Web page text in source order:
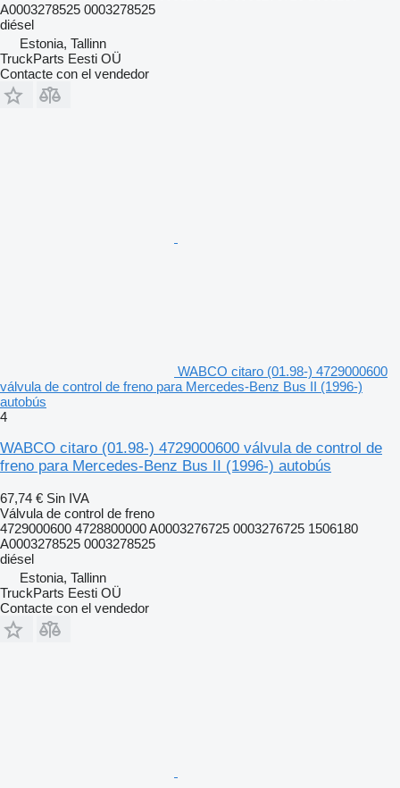
A0003278525 0003278525
diésel
Estonia, Tallinn
TruckParts Eesti OÜ
Contacte con el vendedor
WABCO citaro (01.98-) 4729000600
válvula de control de freno para Mercedes-Benz Bus II (1996-)
autobús
4
WABCO citaro (01.98-) 4729000600 válvula de control de
freno para Mercedes-Benz Bus II (1996-) autobús
67,74 € Sin IVA
Válvula de control de freno
4729000600 4728800000 A0003276725 0003276725 1506180
A0003278525 0003278525
diésel
Estonia, Tallinn
TruckParts Eesti OÜ
Contacte con el vendedor